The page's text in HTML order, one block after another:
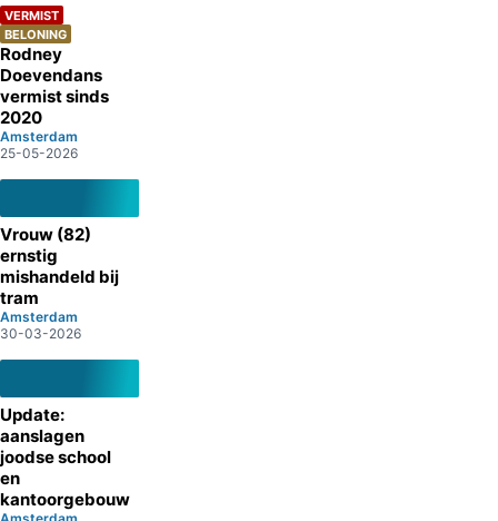
VERMIST
BELONING
Rodney
Doevendans
vermist sinds
2020
Amsterdam
25-05-2026
Vrouw (82)
ernstig
mishandeld bij
tram
Amsterdam
30-03-2026
Update:
aanslagen
joodse school
en
kantoorgebouw